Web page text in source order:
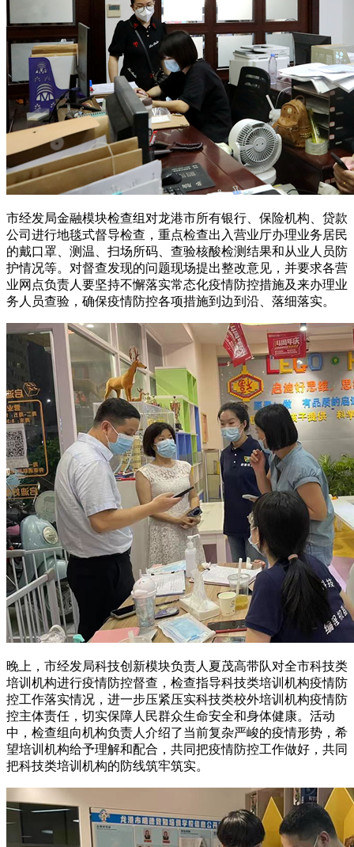
市经发局金融模块检查组对龙港市所有银行、保险机构、贷款
公司进行地毯式督导检查，重点检查出入营业厅办理业务居民
的戴口罩、测温、扫场所码、查验核酸检测结果和从业人员防
护情况等。对督查发现的问题现场提出整改意见，并要求各营
业网点负责人要坚持不懈落实常态化疫情防控措施及来办理业
务人员查验，确保疫情防控各项措施到边到沿、落细落实。
晚上，市经发局科技创新模块负责人夏茂高带队对全市科技类
培训机构进行疫情防控督查，检查指导科技类培训机构疫情防
控工作落实情况，进一步压紧压实科技类校外培训机构疫情防
控主体责任，切实保障人民群众生命安全和身体健康。活动
中，检查组向机构负责人介绍了当前复杂严峻的疫情形势，希
望培训机构给予理解和配合，共同把疫情防控工作做好，共同
把科技类培训机构的防线筑牢筑实。